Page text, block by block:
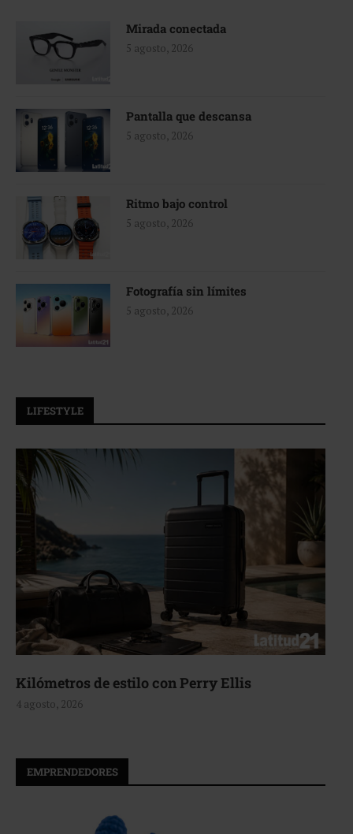
Mirada conectada
5 agosto, 2026
Pantalla que descansa
5 agosto, 2026
Ritmo bajo control
5 agosto, 2026
Fotografía sin límites
5 agosto, 2026
LIFESTYLE
Kilómetros de estilo con Perry Ellis
4 agosto, 2026
EMPRENDEDORES